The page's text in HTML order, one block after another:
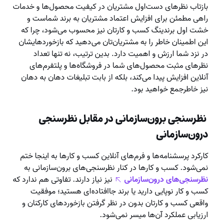
بازتاب نظرهای دست‌اول مشتریان در کیفیت محصول‌ها و خدمات
راهی مطمئن برای افزایش اعتماد مشتریان به برند شماست و
خشت اول برندینگ کسب و کارتان نیز محسوب می‌شود، چرا که
این اطمینان خاطر را به مشتریان‌تان می‌دهید که بازخوردهایشان
در نزد شما ارزش و اهمیت دارد. بدین ترتیب، نه تنها تعداد
نظرهای مثبت محصول‌های شما در فروشگاه‌ها و پلتفرم‌های
آنلاین افزایش پیدا می‌کند، بلکه از بابت تبلیغات دهان به دهان
نیز خاطرجمع خواهید بود.
نظرسنجی برون‌سازمانی در مقابل نظرسنجی
درون‌سازمانی
کارکرد پرسشنامه‌ها و فرم‌های آنلاین کسب و کارها به اینجا ختم
نمی‌شود. کسب و کارها در کنار نظرسنجی‌های برون‌سازمانی به
نظرسنجی‌های درون‌سازمانی
نیز نیاز دارند. تفاوتی هم ندارد که
کسب و کار نوپایی دارید یا برند جاافتاده‌ای هستید؛ موفقیت
واقعی کسب و کارتان بدون در نظر گرفتن بازخوردهای کارکنان و
ارزیابی عملکرد آن‌ها میسر نمی‌شود.